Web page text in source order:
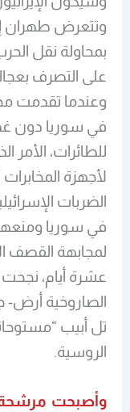
وتتعرض طهران
بمحاولة نقل
على التصرف
وعندما تقدمت
في سوريا دون
للطائرات،
لأجهزة
الضربات
في سوريا
لمجابهة القصف
عشرة أيام،
الروسية.
وأصبحت مرشحة